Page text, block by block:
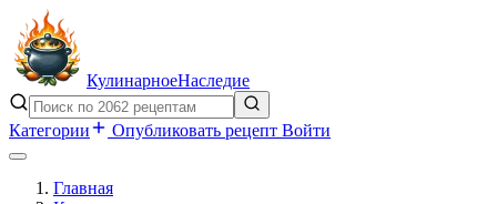
КулинарноеНаследие
Категории Опубликовать рецепт Войти
Главная